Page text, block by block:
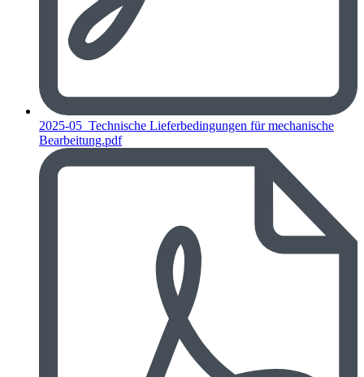
2025-05_Technische Lieferbedingungen für mechanische
Bearbeitung.pdf